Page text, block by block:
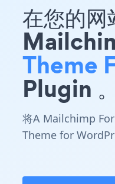
在您的
Theme
Plugin 。
将A Mailchimp
Theme for